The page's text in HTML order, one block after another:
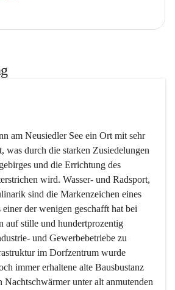
am Neusiedler See ein Ort mit sehr
was durch die starken Zusiedelungen
und die Errichtung des
wird. Wasser- und Radsport,
sind die Markenzeichen eines
einer der wenigen geschafft hat bei
auf stille und hundertprozentig
und Gewerbebetriebe zu
im Dorfzentrum wurde
immer erhaltene alte Bausbustanz
Nachtschwärmer unter alt anmutenden